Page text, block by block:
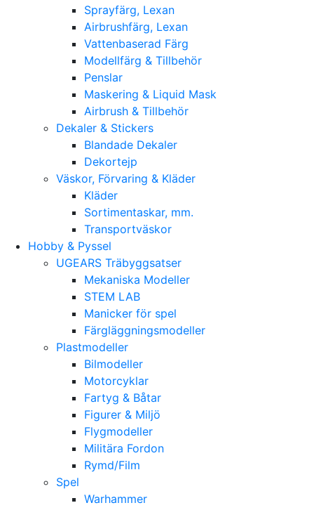
Sprayfärg, Lexan
Airbrushfärg, Lexan
Vattenbaserad Färg
Modellfärg & Tillbehör
Penslar
Maskering & Liquid Mask
Airbrush & Tillbehör
Dekaler & Stickers
Blandade Dekaler
Dekortejp
Väskor, Förvaring & Kläder
Kläder
Sortimentaskar, mm.
Transportväskor
Hobby & Pyssel
UGEARS Träbyggsatser
Mekaniska Modeller
STEM LAB
Manicker för spel
Färgläggningsmodeller
Plastmodeller
Bilmodeller
Motorcyklar
Fartyg & Båtar
Figurer & Miljö
Flygmodeller
Militära Fordon
Rymd/Film
Spel
Warhammer